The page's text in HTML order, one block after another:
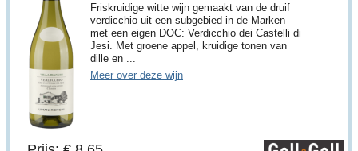
Friskruidige witte wijn gemaakt van de druif
verdicchio uit een subgebied in de Marken
met een eigen DOC: Verdicchio dei Castelli di
Jesi. Met groene appel, kruidige tonen van
dille en ...
Meer over deze wijn